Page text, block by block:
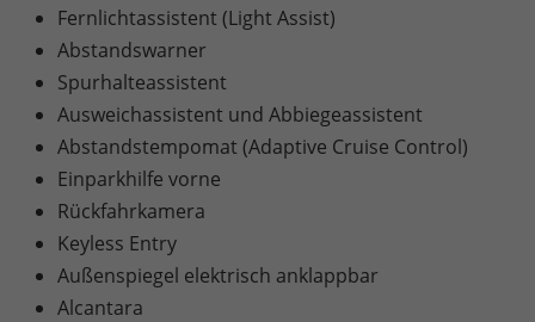
Fernlichtassistent (Light Assist)
Abstandswarner
Spurhalteassistent
Ausweichassistent und Abbiegeassistent
Abstandstempomat (Adaptive Cruise Control)
Einparkhilfe vorne
Rückfahrkamera
Keyless Entry
Außenspiegel elektrisch anklappbar
Alcantara